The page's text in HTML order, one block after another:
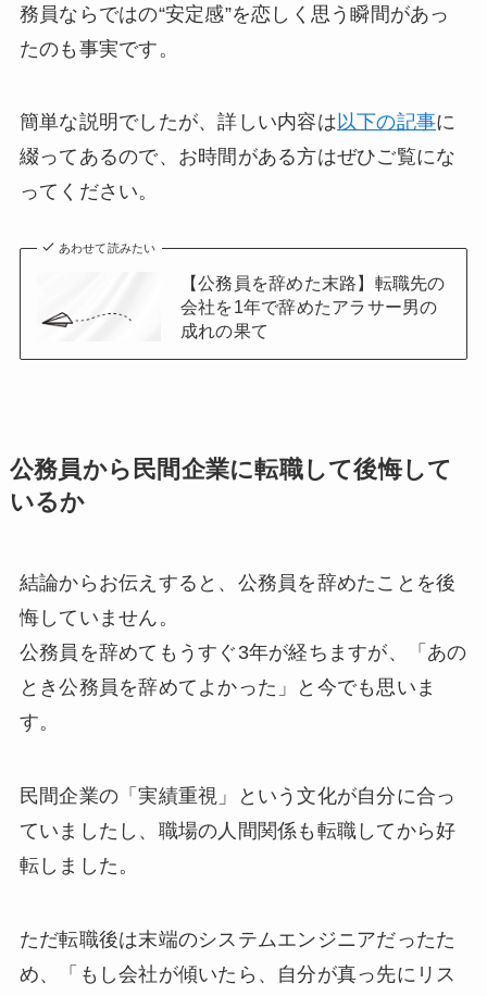
務員ならではの“安定感”を恋しく思う瞬間があっ
たのも事実です。
簡単な説明でしたが、詳しい内容は以下の記事に
綴ってあるので、お時間がある方はぜひご覧にな
ってください。
あわせて読みたい
【公務員を辞めた末路】転職先の
会社を1年で辞めたアラサー男の
成れの果て
公務員から民間企業に転職して後悔して
いるか
結論からお伝えすると、公務員を辞めたことを後
悔していません。
公務員を辞めてもうすぐ3年が経ちますが、「あの
とき公務員を辞めてよかった」と今でも思いま
す。
民間企業の「実績重視」という文化が自分に合っ
ていましたし、職場の人間関係も転職してから好
転しました。
ただ転職後は末端のシステムエンジニアだったた
め、「もし会社が傾いたら、自分が真っ先にリス